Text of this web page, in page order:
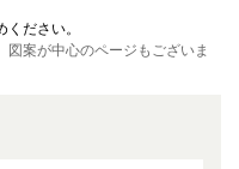
ださい。
図案が中心のページもございま